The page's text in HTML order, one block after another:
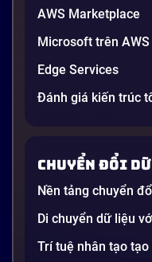
Generative AI
và ứng dụng
Nam 2026
Gần đây, bạn có thể
startup công nghệ.
dường như chỉ được
người […]
21 phút
AWS Marketplace
Microsoft trên AWS
Edge Services
Đánh giá kiến trúc
Chuyển đổi
Nền tảng chuyển
Di chuyển dữ liệu
Trí tuệ nhân tạo tạo